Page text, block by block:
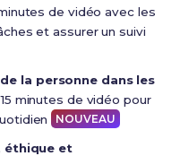
de vidéo avec les
et assurer un suivi
la personne dans les
15 minutes de vidéo pour
NOUVEAU
éthique et